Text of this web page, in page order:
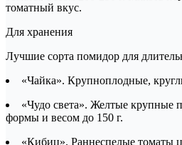
томатный вкус.
Для хранения
Лучшие сорта помидор для
«Чайка». Крупноплодные,
«Чудо света». Желтые крупные
формы и весом до 150 г.
«Кибиц». Раннеспелые томаты